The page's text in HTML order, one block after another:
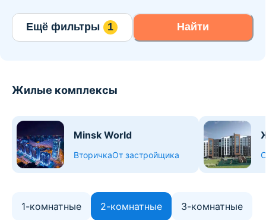
Ещё фильтры 1 Найти
Жилые комплексы
Minsk World
ВторичкаОт застройщика
1-комнатные 2-комнатные 3-комнатные